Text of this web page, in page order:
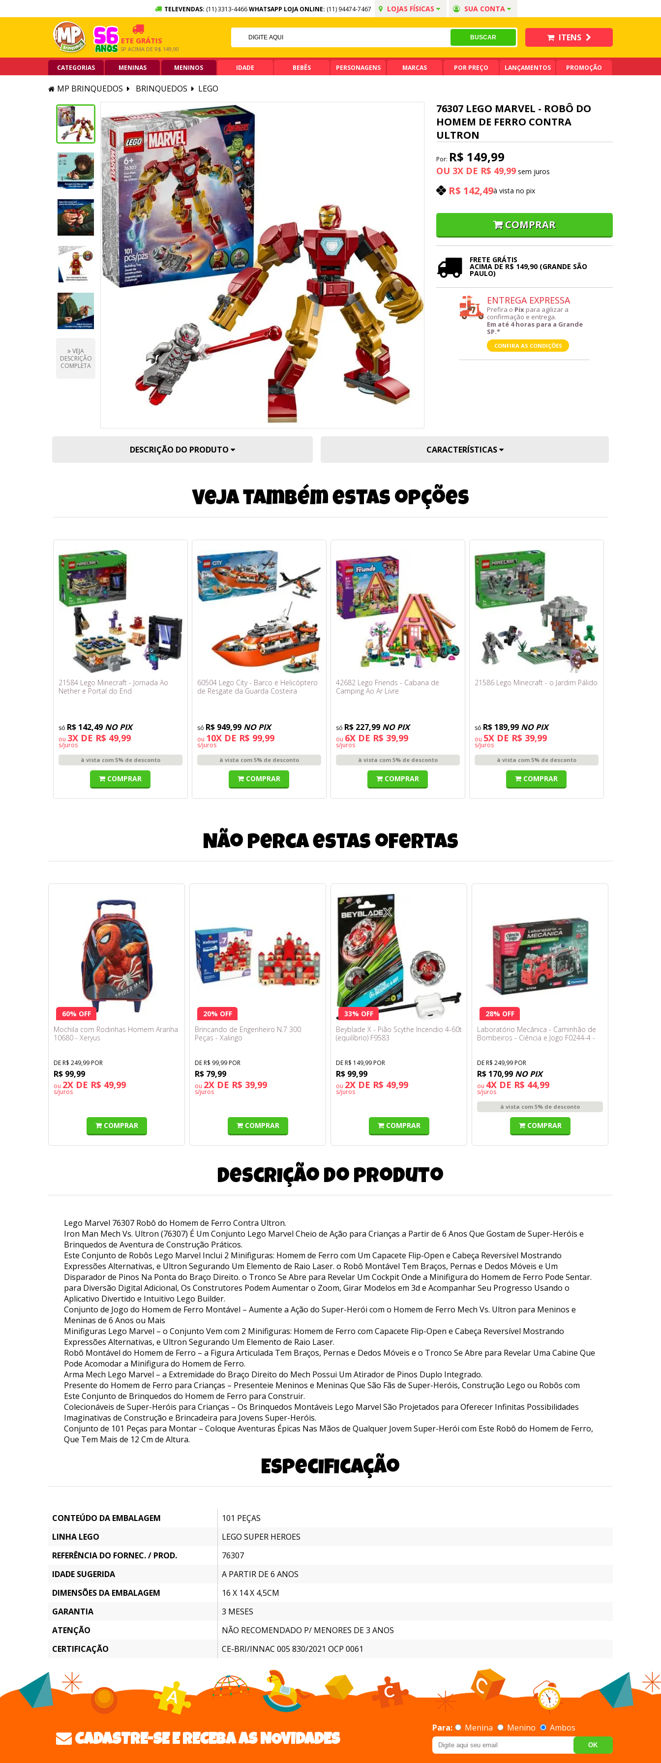
TELEVENDAS: (11) 3313-4466WHATSAPP LOJA ONLINE: (11) 94474-7467 LOJAS FÍSICAS SUA CONTA
FRETE GRÁTIS
GRANDE SP ACIMA DE R$ 149,90
5% OFF NO PIX
PIX ACIMA DE R$ 99,90
ITENS
CATEGORIAS MENINAS MENINOS IDADE BEBÊS PERSONAGENS MARCAS POR PREÇO LANÇAMENTOS PROMOÇÃO
MP BRINQUEDOS BRINQUEDOS LEGO
VEJA
DESCRIÇÃO
COMPLETA
76307 LEGO MARVEL - ROBÔ DO
HOMEM DE FERRO CONTRA
ULTRON
Por: R$ 149,99
OU 3X DE R$ 49,99
R$ 142,49à vista no pix
COMPRAR
FRETE GRÁTIS
ACIMA DE R$ 149,90 (GRANDE SÃO
PAULO)
ENTREGA EXPRESSA
Prefira o Pix para agilizar a
confirmação e entrega.
Em até 4 horas para a Grande
SP.*
CONFIRA AS CONDIÇÕES
DESCRIÇÃO DO PRODUTO CARACTERÍSTICAS
Veja também estas opções
21584 Lego Minecraft - Jornada Ao
Nether e Portal do End
R$ 142,49 NO PIX
ou 3X DE R$ 49,99
s/juros
à vista com 5% de desconto
COMPRAR
60504 Lego City - Barco e Helicóptero
de Resgate da Guarda Costeira
R$ 949,99 NO PIX
ou 10X DE R$ 99,99
s/juros
à vista com 5% de desconto
COMPRAR
42682 Lego Friends - Cabana de
Camping Ao Ar Livre
R$ 227,99 NO PIX
ou 6X DE R$ 39,99
s/juros
à vista com 5% de desconto
COMPRAR
21586 Lego Minecraft - o Jardim Pálido
R$ 189,99 NO PIX
ou 5X DE R$ 39,99
s/juros
à vista com 5% de desconto
COMPRAR
Não perca estas ofertas
60% OFF
Mochila com Rodinhas Homem Aranha
10680 - Xeryus
DE R$ 249,99 POR
R$ 99,99
ou 2X DE R$ 49,99
s/juros
COMPRAR
20% OFF
Brincando de Engenheiro N.7 300
Peças - Xalingo
DE R$ 99,99 POR
R$ 79,99
ou 2X DE R$ 39,99
s/juros
COMPRAR
33% OFF
Beyblade X - Pião Scythe Incendio 4-60t
(equilíbrio) F9583
DE R$ 149,99 POR
R$ 99,99
ou 2X DE R$ 49,99
s/juros
COMPRAR
28% OFF
Laboratório Mecânica - Caminhão de
Bombeiros - Ciência e Jogo F0244-4 -
DE R$ 249,99 POR
R$ 170,99 NO PIX
ou 4X DE R$ 44,99
s/juros
à vista com 5% de desconto
COMPRAR
Descrição do produto
Lego Marvel 76307 Robô do Homem de Ferro Contra Ultron.
Iron Man Mech Vs. Ultron (76307) É Um Conjunto Lego Marvel Cheio de Ação para Crianças a Partir de 6 Anos Que Gostam de Super-Heróis e
Brinquedos de Aventura de Construção Práticos.
Este Conjunto de Robôs Lego Marvel Inclui 2 Minifiguras: Homem de Ferro com Um Capacete Flip-Open e Cabeça Reversível Mostrando
Expressões Alternativas, e Ultron Segurando Um Elemento de Raio Laser. o Robô Montável Tem Braços, Pernas e Dedos Móveis e Um
Disparador de Pinos Na Ponta do Braço Direito. o Tronco Se Abre para Revelar Um Cockpit Onde a Minifigura do Homem de Ferro Pode Sentar.
para Diversão Digital Adicional, Os Construtores Podem Aumentar o Zoom, Girar Modelos em 3d e Acompanhar Seu Progresso Usando o
Aplicativo Divertido e Intuitivo Lego Builder.
Conjunto de Jogo do Homem de Ferro Montável – Aumente a Ação do Super-Herói com o Homem de Ferro Mech Vs. Ultron para Meninos e
Meninas de 6 Anos ou Mais
Minifiguras Lego Marvel – o Conjunto Vem com 2 Minifiguras: Homem de Ferro com Capacete Flip-Open e Cabeça Reversível Mostrando
Expressões Alternativas, e Ultron Segurando Um Elemento de Raio Laser.
Robô Montável do Homem de Ferro – a Figura Articulada Tem Braços, Pernas e Dedos Móveis e o Tronco Se Abre para Revelar Uma Cabine Que
Pode Acomodar a Minifigura do Homem de Ferro.
Arma Mech Lego Marvel – a Extremidade do Braço Direito do Mech Possui Um Atirador de Pinos Duplo Integrado.
Presente do Homem de Ferro para Crianças – Presenteie Meninos e Meninas Que São Fãs de Super-Heróis, Construção Lego ou Robôs com
Este Conjunto de Brinquedos do Homem de Ferro para Construir.
Colecionáveis de Super-Heróis para Crianças – Os Brinquedos Montáveis Lego Marvel São Projetados para Oferecer Infinitas Possibilidades
Imaginativas de Construção e Brincadeira para Jovens Super-Heróis.
Conjunto de 101 Peças para Montar – Coloque Aventuras Épicas Nas Mãos de Qualquer Jovem Super-Herói com Este Robô do Homem de Ferro,
Que Tem Mais de 12 Cm de Altura.
Especificação
CONTEÚDO DA EMBALAGEM
101 PEÇAS
LINHA LEGO
LEGO SUPER HEROES
REFERÊNCIA DO FORNEC. / PROD.
76307
IDADE SUGERIDA
A PARTIR DE 6 ANOS
DIMENSÕES DA EMBALAGEM
16 X 14 X 4,5CM
GARANTIA
3 MESES
ATENÇÃO
NÃO RECOMENDADO P/ MENORES DE 3 ANOS
CERTIFICAÇÃO
CE-BRI/INNAC 005 830/2021 OCP 0061
CADASTRE-SE E RECEBA AS NOVIDADES
Para: Menina Menino Ambos
OK